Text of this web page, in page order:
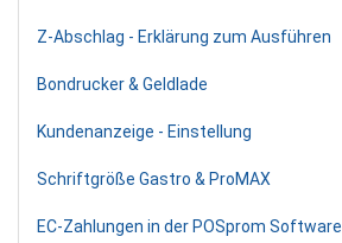
Z-Abschlag - Erklärung zum Ausführen
Bondrucker & Geldlade
Kundenanzeige - Einstellung
Schriftgröße Gastro & ProMAX
EC-Zahlungen in der POSprom Software